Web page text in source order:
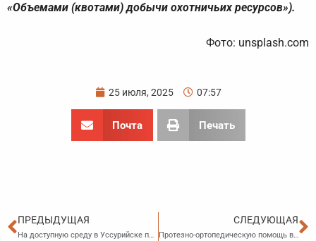
«Объемами (квотами) добычи охотничьих ресурсов»).
Фото: unsplash.com
25 июля, 2025 07:57
Почта Печать
Пред
ПРЕДЫДУЩАЯ
На доступную среду в Уссурийске потратят больше средств
СЛЕДУЮЩАЯ
Протезно-ортопедическую помощь в Приморье будут оказывать по новым правилам